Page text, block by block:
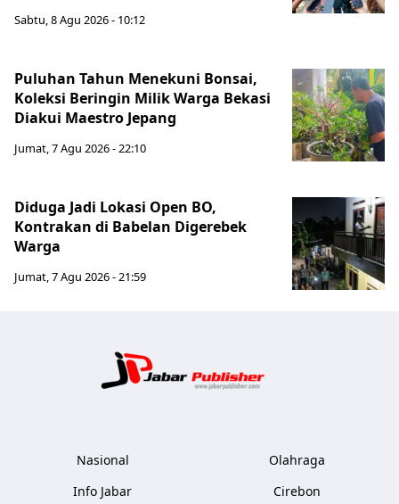
Sabtu, 8 Agu 2026 - 10:12
Puluhan Tahun Menekuni Bonsai,
Koleksi Beringin Milik Warga Bekasi
Diakui Maestro Jepang
Jumat, 7 Agu 2026 - 22:10
Diduga Jadi Lokasi Open BO,
Kontrakan di Babelan Digerebek
Warga
Jumat, 7 Agu 2026 - 21:59
Nasional
Info Jabar
Olahraga
Cirebon